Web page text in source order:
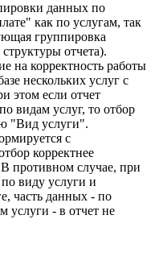
данных по
как по услугам, так
группировка
отчета).
на корректность работы
нескольких услуг с
этом если отчет
видам услуг, то отбор
"Вид услуги".
с
корректнее
противном случае, при
виду услуги и
часть данных - по
услуги - в отчет не